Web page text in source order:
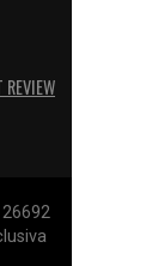
REVIEW